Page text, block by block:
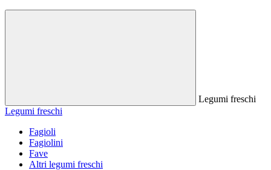
Legumi freschi
Legumi freschi
Fagioli
Fagiolini
Fave
Altri legumi freschi